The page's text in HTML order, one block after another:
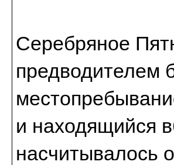
Серебряное
предводителем
и находящийся
насчитывалось